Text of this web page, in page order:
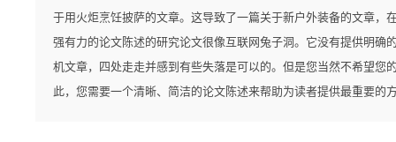
于用火炬烹饪披萨的文章。这导致了一篇关于新户外装备的文章
强有力的论文陈述的研究论文很像互联网兔子洞。它没有提供明
机文章，四处走走并感到有些失落是可以的。但是您当然不希望
此，您需要一个清晰、简洁的论文陈述来帮助为读者提供最重要的